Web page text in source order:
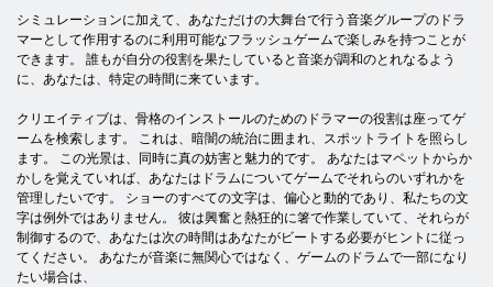
シミュレーションに加えて、あなただけの大舞台で行う音楽グループのドラ
マーとして作用するのに利用可能なフラッシュゲームで楽しみを持つことが
できます。 誰もが自分の役割を果たしていると音楽が調和のとれなるよう
に、あなたは、特定の時間に来ています。
クリエイティブは、骨格のインストールのためのドラマーの役割は座ってゲ
ームを検索します。 これは、暗闇の統治に囲まれ、スポットライトを照らし
ます。 この光景は、同時に真の妨害と魅力的です。 あなたはマペットからか
かしを覚えていれば、あなたはドラムについてゲームでそれらのいずれかを
管理したいです。 ショーのすべての文字は、偏心と動的であり、私たちの文
字は例外ではありません。 彼は興奮と熱狂的に箸で作業していて、それらが
制御するので、あなたは次の時間はあなたがビートする必要がヒントに従っ
てください。 あなたが音楽に無関心ではなく、ゲームのドラムで一部になり
たい場合は、